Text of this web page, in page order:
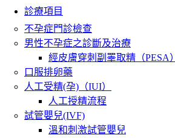
診療項目
不孕症門診檢查
男性不孕症之診斷及治療
經皮膚穿刺副睪取精（PESA）
口服排卵藥
人工受精(孕)（IUI）
人工授精流程
試管嬰兒(IVF)
溫和刺激試管嬰兒